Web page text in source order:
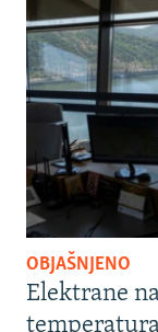
OBJAŠNJENO
Elektrane